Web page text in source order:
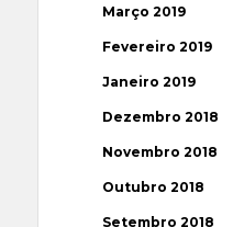
Março 2019
Fevereiro 2019
Janeiro 2019
Dezembro 2018
Novembro 2018
Outubro 2018
Setembro 2018